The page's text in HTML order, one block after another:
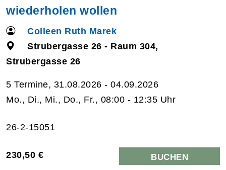
wiederholen wollen
Colleen Ruth Marek
Strubergasse 26 - Raum 304,
Strubergasse 26
5 Termine, 31.08.2026 - 04.09.2026
Mo., Di., Mi., Do., Fr., 08:00 - 12:35 Uhr
26-2-15051
230,50 € BUCHEN